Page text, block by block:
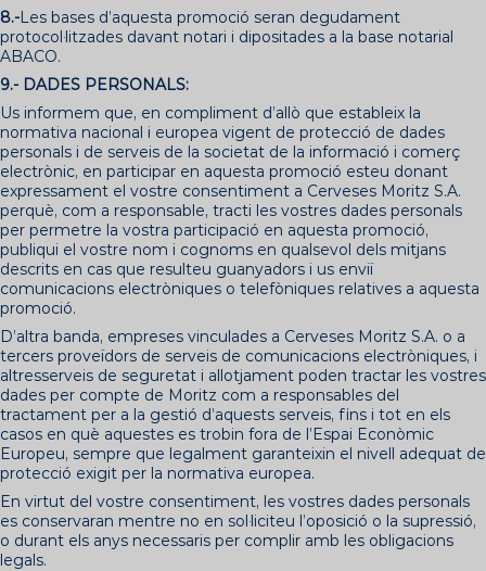
8.-Les bases d’aquesta promoció seran degudament
protocol·litzades davant notari i dipositades a la base notarial
ABACO.
9.- DADES PERSONALS:
Us informem que, en compliment d’allò que estableix la
normativa nacional i europea vigent de protecció de dades
personals i de serveis de la societat de la informació i comerç
electrònic, en participar en aquesta promoció esteu donant
expressament el vostre consentiment a Cerveses Moritz S.A.
perquè, com a responsable, tracti les vostres dades personals
per permetre la vostra participació en aquesta promoció,
publiqui el vostre nom i cognoms en qualsevol dels mitjans
descrits en cas que resulteu guanyadors i us enviï
comunicacions electròniques o telefòniques relatives a aquesta
promoció.
D’altra banda, empreses vinculades a Cerveses Moritz S.A. o a
tercers proveïdors de serveis de comunicacions electròniques, i
altresserveis de seguretat i allotjament poden tractar les vostres
dades per compte de Moritz com a responsables del
tractament per a la gestió d’aquests serveis, fins i tot en els
casos en què aquestes es trobin fora de l’Espai Econòmic
Europeu, sempre que legalment garanteixin el nivell adequat de
protecció exigit per la normativa europea.
En virtut del vostre consentiment, les vostres dades personals
es conservaran mentre no en sol·liciteu l’oposició o la supressió,
o durant els anys necessaris per complir amb les obligacions
legals.